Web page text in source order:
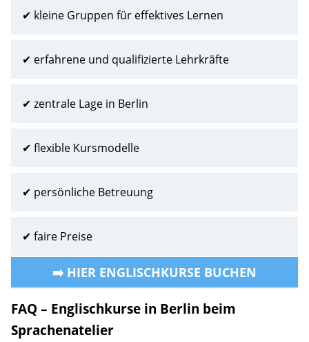
✔ kleine Gruppen für effektives Lernen
✔ erfahrene und qualifizierte Lehrkräfte
✔ zentrale Lage in Berlin
✔ flexible Kursmodelle
✔ persönliche Betreuung
✔ faire Preise
➡️ HIER ENGLISCHKURSE BUCHEN
FAQ – Englischkurse in Berlin beim
Sprachenatelier